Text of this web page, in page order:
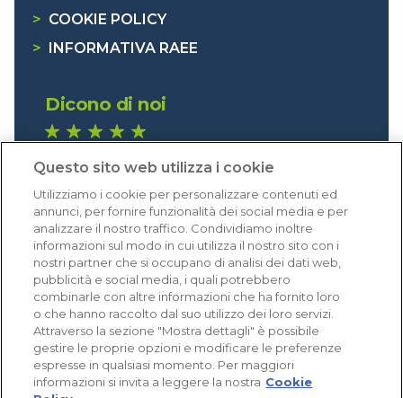
> COOKIE POLICY
> INFORMATIVA RAEE
Dicono di noi
Eccellente (4,8)
Acquisti verificati
Questo sito web utilizza i cookie
Utilizziamo i cookie per personalizzare contenuti ed
annunci, per fornire funzionalità dei social media e per
analizzare il nostro traffico. Condividiamo inoltre
informazioni sul modo in cui utilizza il nostro sito con i
nostri partner che si occupano di analisi dei dati web,
pubblicità e social media, i quali potrebbero
combinarle con altre informazioni che ha fornito loro
o che hanno raccolto dal suo utilizzo dei loro servizi.
Attraverso la sezione "Mostra dettagli" è possibile
gestire le proprie opzioni e modificare le preferenze
espresse in qualsiasi momento. Per maggiori
informazioni si invita a leggere la nostra Cookie